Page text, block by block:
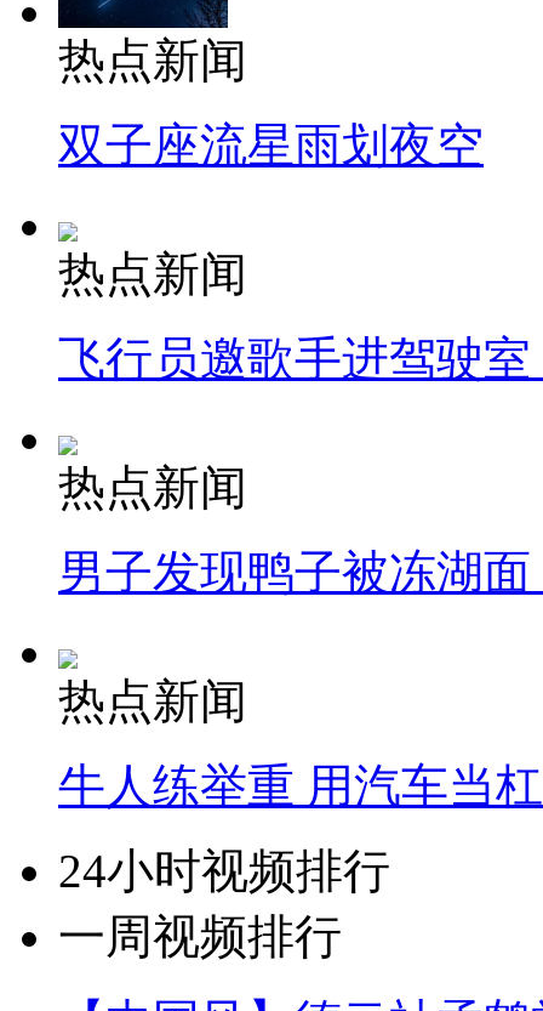
热点新闻
双子座流星雨划夜空
热点新闻
飞行员邀歌手进驾驶
热点新闻
男子发现鸭子被冻湖
热点新闻
牛人练举重 用汽车当
24小时视频排行
一周视频排行